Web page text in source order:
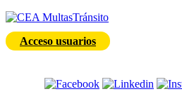
Acceso usuarios